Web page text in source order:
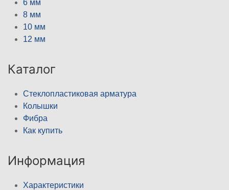
6 мм
8 мм
10 мм
12 мм
Каталог
Стеклопластиковая арматура
Колышки
Фибра
Как купить
Информация
Характеристики